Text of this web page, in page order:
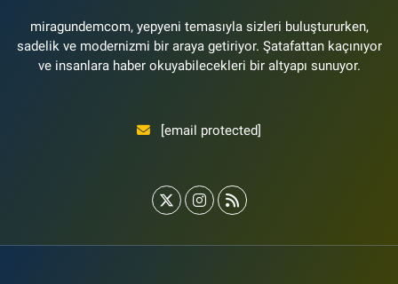
0 (212) 574 24 20
miragundemcom, yepyeni temasıyla sizleri buluştururken,
sadelik ve modernizmi bir araya getiriyor. Şatafattan kaçınıyor
ve insanlara haber okuyabilecekleri bir altyapı sunuyor.
[email protected]